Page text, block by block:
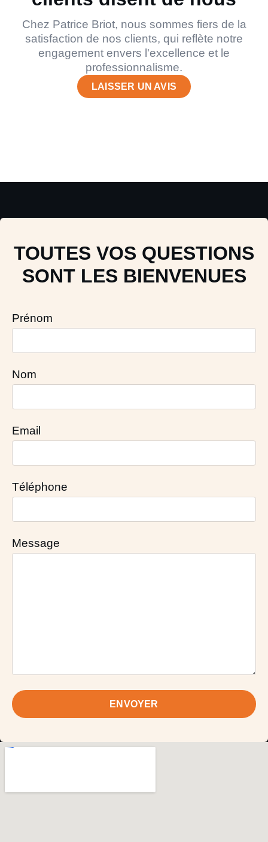
Chez Patrice Briot, nous sommes fiers de la
satisfaction de nos clients, qui reflète notre
engagement envers l'excellence et le
professionnalisme.
LAISSER UN AVIS
TOUTES VOS QUESTIONS
SONT LES BIENVENUES
Prénom
Nom
Email
Téléphone
Message
ENVOYER